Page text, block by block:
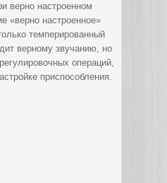
верно настроенном
«верно настроенное»
темперированный
верному звучанию, но
операций,
приспособления.